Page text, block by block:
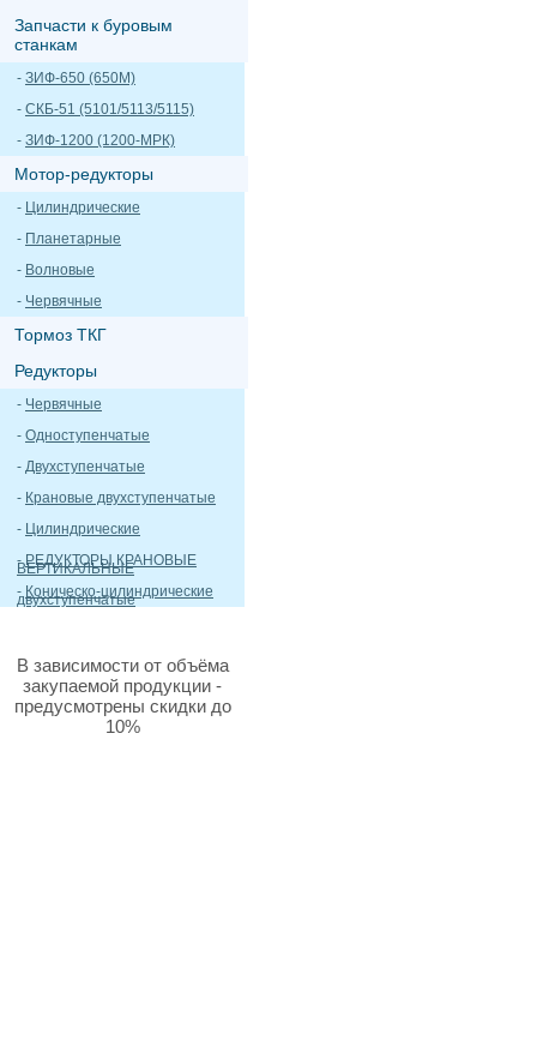
Запчасти к буровым
станкам
- ЗИФ-650 (650М)
- СКБ-51 (5101/5113/5115)
- ЗИФ-1200 (1200-МРК)
Мотор-редукторы
- Цилиндрические
- Планетарные
- Волновые
- Червячные
Тормоз ТКГ
Редукторы
- Червячные
- Одноступенчатые
- Двухступенчатые
- Крановые двухступенчатые
- Цилиндрические
-РЕДУКТОРЫ КРАНОВЫЕ
ВЕРТИКАЛЬНЫЕ
- Коническо-цилиндрические
двухступенчатые
В зависимости от объёма
закупаемой продукции -
предусмотрены скидки до
10%